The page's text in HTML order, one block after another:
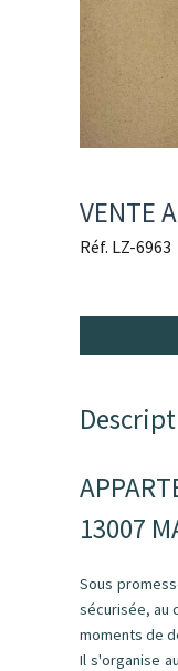
VENTE
Réf. LZ-6963
13007
Sous
sécurisée, au
moments de
Il s'organise